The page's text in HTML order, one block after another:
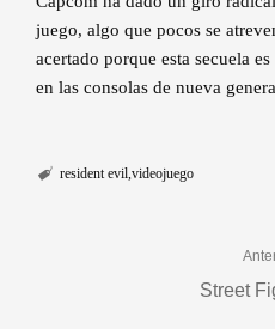
juego, algo que pocos se
acertado porque esta secuela
en las consolas de nueva
resident evil videojuego
Street